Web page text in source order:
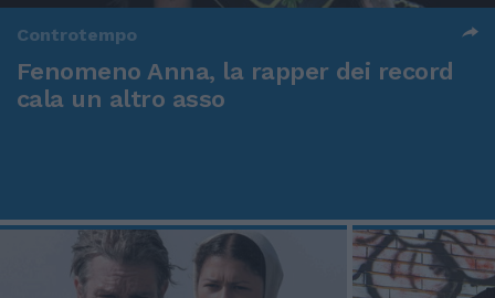
Controtempo
Fenomeno Anna, la rapper dei record
cala un altro asso